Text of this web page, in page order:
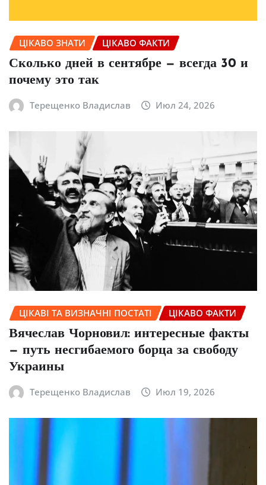
ЦІКАВО ЗНАТИ ЦІКАВО ФАКТИ
Сколько дней в сентябре — всегда 30 и
почему это так
Терещенко Владислав Июл 24, 2026
ЦІКАВІ ТА ВИЗНАЧНІ ПОСТАТІ ЦІКАВО ФАКТИ
Вячеслав Чорновил: интересные факты
— путь несгибаемого борца за свободу
Украины
Терещенко Владислав Июл 19, 2026